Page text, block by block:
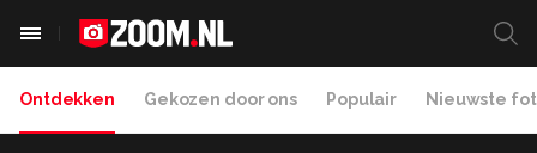
Ontdekken Gekozen door ons Populair Nieuwste